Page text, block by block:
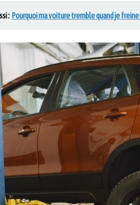
: Pourquoi ma voiture tremble quand je freine